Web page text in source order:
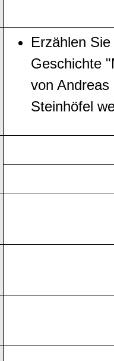
Erzählen Sie
Geschichte
von Andreas
Steinhöfel